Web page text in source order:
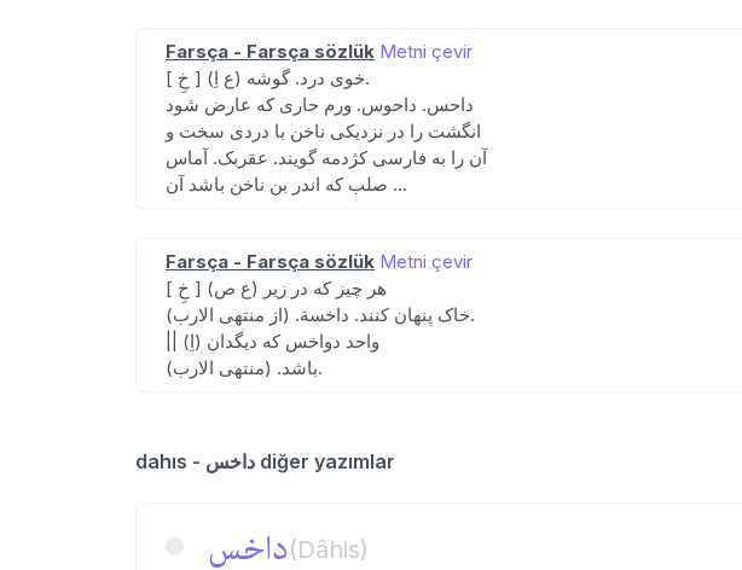
Farsça - Farsça sözlük Metni çevir
[ خِ ] (ع اِ) خوی درد. گوشه.
داحس. داحوس. ورم حاری که عارض شود
انگشت را در نزدیکی ناخن با دردی سخت و
آن را به فارسی کژدمه گویند. عقربک. آماس
صلب که اندر بن ناخن باشد آن ...
Farsça - Farsça sözlük Metni çevir
[ خِ ] (ع ص) هر چیز که در زیر
خاک پنهان کنند. داخسة. (از منتهی الارب).
|| (اِ) واحد دواخس که دیگدان
باشد. (منتهی الارب).
dahıs - داخس diğer yazımlar
داخس(Dâhis)